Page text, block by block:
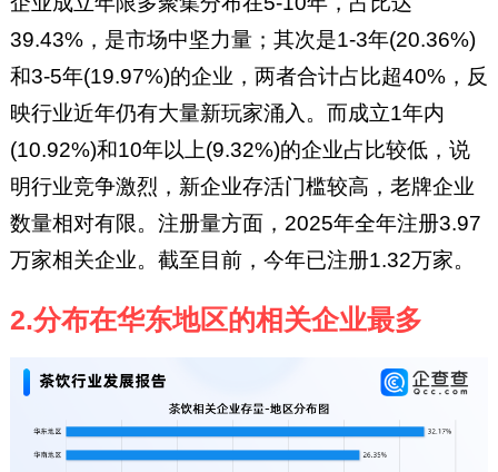
39.43%，是市场中坚力量；其次是1-3年(20.36%)
和3-5年(19.97%)的企业，两者合计占比超40%，反
映行业近年仍有大量新玩家涌入。而成立1年内
(10.92%)和10年以上(9.32%)的企业占比较低，说
明行业竞争激烈，新企业存活门槛较高，老牌企业
数量相对有限。注册量方面，2025年全年注册3.97
万家相关企业。截至目前，今年已注册1.32万家。
2.分布在华东地区的相关企业最多